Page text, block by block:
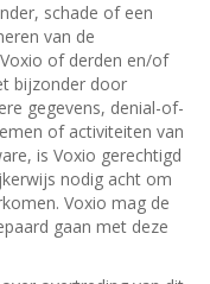
schade of een
van de
of derden en/of
bijzonder door
gegevens, denial-of-
of activiteiten van
is Voxio gerechtigd
nodig acht om
Voxio mag de
gaan met deze